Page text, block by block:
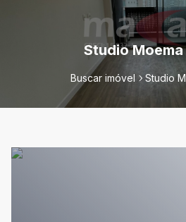
Studio
Buscar imóvel Studio